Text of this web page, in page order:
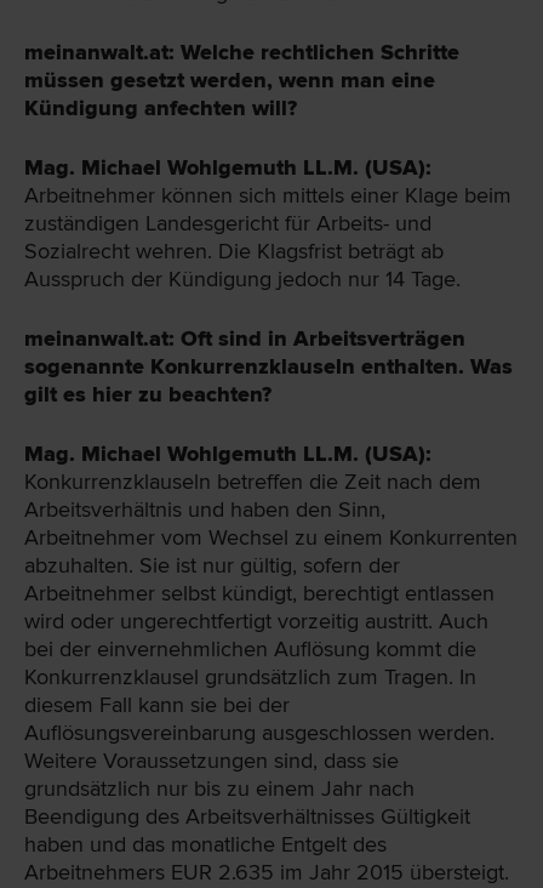
meinanwalt.at: Welche rechtlichen Schritte
müssen gesetzt werden, wenn man eine
Kündigung anfechten will?
Mag. Michael Wohlgemuth LL.M. (USA):
Arbeitnehmer können sich mittels einer Klage beim
zuständigen Landesgericht für Arbeits- und
Sozialrecht wehren. Die Klagsfrist beträgt ab
Ausspruch der Kündigung jedoch nur 14 Tage.
meinanwalt.at: Oft sind in Arbeitsverträgen
sogenannte Konkurrenzklauseln enthalten. Was
gilt es hier zu beachten?
Mag. Michael Wohlgemuth LL.M. (USA):
Konkurrenzklauseln betreffen die Zeit nach dem
Arbeitsverhältnis und haben den Sinn,
Arbeitnehmer vom Wechsel zu einem Konkurrenten
abzuhalten. Sie ist nur gültig, sofern der
Arbeitnehmer selbst kündigt, berechtigt entlassen
wird oder ungerechtfertigt vorzeitig austritt. Auch
bei der einvernehmlichen Auflösung kommt die
Konkurrenzklausel grundsätzlich zum Tragen. In
diesem Fall kann sie bei der
Auflösungsvereinbarung ausgeschlossen werden.
Weitere Voraussetzungen sind, dass sie
grundsätzlich nur bis zu einem Jahr nach
Beendigung des Arbeitsverhältnisses Gültigkeit
haben und das monatliche Entgelt des
Arbeitnehmers EUR 2.635 im Jahr 2015 übersteigt.